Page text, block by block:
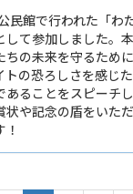
民館で行われた「わ
して参加しました。
ちの未来を守るため
トの恐ろしさを感じ
あることをスピーチ
状や記念の盾をいた